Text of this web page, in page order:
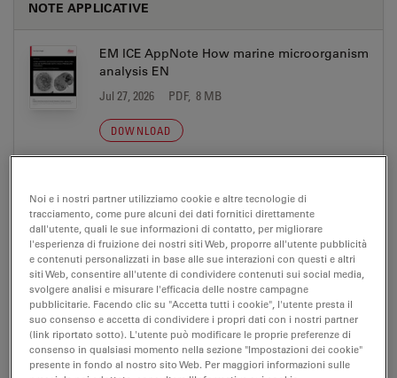
NOTE APPLICATIVE
EM ICE AppNote How marine microorganism
analysis EN
Jul 27, 2026 PDF, 8 MB
DOWNLOAD
BROCHURE OR FLYER
Coral Life Brochure EN
Jul 27, 2026 PDF, 4 MB
DOWNLOAD
Noi e i nostri partner utilizziamo cookie e altre tecnologie di
tracciamento, come pure alcuni dei dati fornitici direttamente
dall'utente, quali le sue informazioni di contatto, per migliorare
l'esperienza di fruizione dei nostri siti Web, proporre all'utente pubblicità
e contenuti personalizzati in base alle sue interazioni con questi e altri
siti Web, consentire all'utente di condividere contenuti sui social media,
svolgere analisi e misurare l'efficacia delle nostre campagne
pubblicitarie. Facendo clic su "Accetta tutti i cookie", l'utente presta il
suo consenso e accetta di condividere i propri dati con i nostri partner
(link riportato sotto). L'utente può modificare le proprie preferenze di
consenso in qualsiasi momento nella sezione "Impostazioni dei cookie"
presente in fondo al nostro sito Web. Per maggiori informazioni sulle